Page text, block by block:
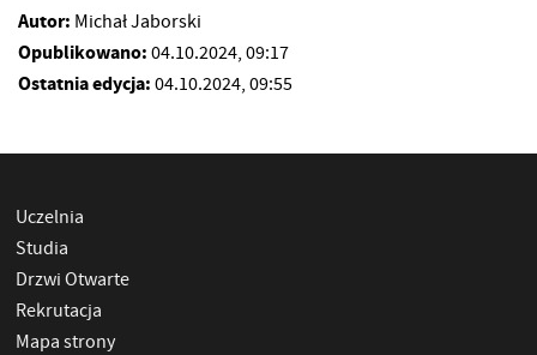
Autor: Michał Jaborski
Opublikowano: 04.10.2024, 09:17
Ostatnia edycja: 04.10.2024, 09:55
Uczelnia
Studia
Drzwi Otwarte
Rekrutacja
Mapa strony